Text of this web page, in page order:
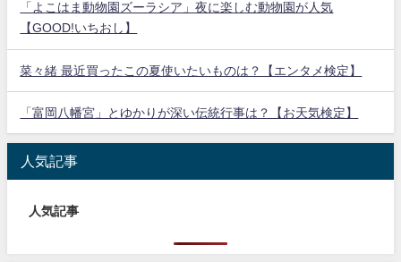
「よこはま動物園ズーラシア」夜に楽しむ動物園が人気
【GOOD!いちおし】
菜々緒 最近買ったこの夏使いたいものは？【エンタメ検定】
「富岡八幡宮」とゆかりが深い伝統行事は？【お天気検定】
人気記事
人気記事